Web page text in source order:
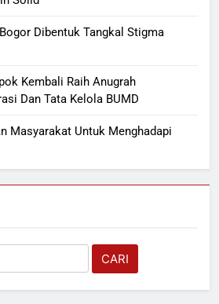
Dibentuk Tangkal Stigma
Kembali Raih Anugrah
Dan Tata Kelola BUMD
Masyarakat Untuk Menghadapi